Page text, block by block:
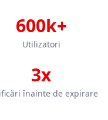
600k+
Utilizatori
3x
înainte de expirare